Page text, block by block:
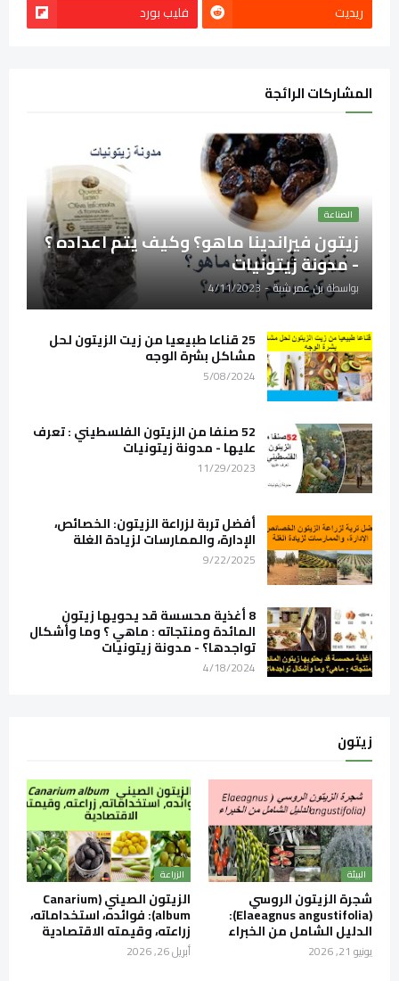
ريديت
فليب بورد
المشاركات الرائجة
الصناعة
زيتون فيراندينا ماهو؟ وكيف يتم اعداده ؟
- مدونة زيتونيات
بواسطةبن عمر شبة-
4/11/2023
25 قناعا طبيعيا من زيت الزيتون لحل
مشاكل بشرة الوجه
5/08/2024
52 صنفا من الزيتون الفلسطيني : تعرف
عليها - مدونة زيتونيات
11/29/2023
أفضل تربة لزراعة الزيتون: الخصائص،
الإدارة، والممارسات لزيادة الغلة
9/22/2025
8 أغذية محسسة قد يحويها زيتون
المائدة ومنتجاته : ماهي ؟ وما وأشكال
تواجدها؟ - مدونة زيتونيات
4/18/2024
زيتون
البيئة
شجرة الزيتون الروسي
(Elaeagnus angustifolia):
الدليل الشامل من الخبراء
يونيو 21, 2026
الزراعة
الزيتون الصيني (Canarium
album): فوائده، استخداماته،
زراعته، وقيمته الاقتصادية
أبريل 26, 2026